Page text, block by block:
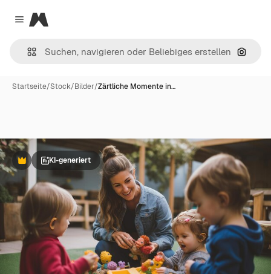
Close menu
Magnific
Nach
Startseite/Stock/Bilder/Zärtliche Momente in…
PremiumKI-generiert